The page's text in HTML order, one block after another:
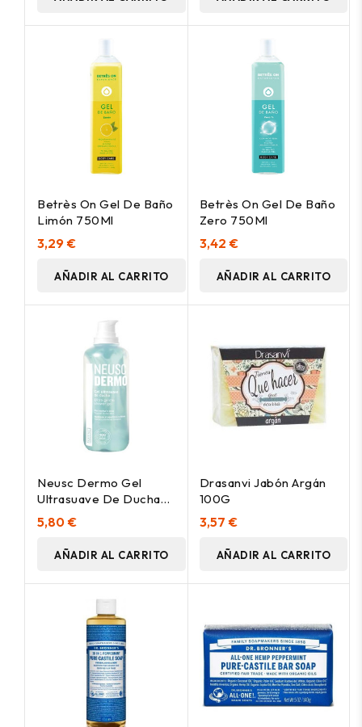
Betrès On Gel De Baño
Limón 750Ml
3,29 €
AÑADIR AL CARRITO
Betrès On Gel De Baño
Zero 750Ml
3,42 €
AÑADIR AL CARRITO
Neusc Dermo Gel
Ultrasuave De Ducha
500Ml
5,80 €
AÑADIR AL CARRITO
Drasanvi Jabón Argán
100G
3,57 €
AÑADIR AL CARRITO